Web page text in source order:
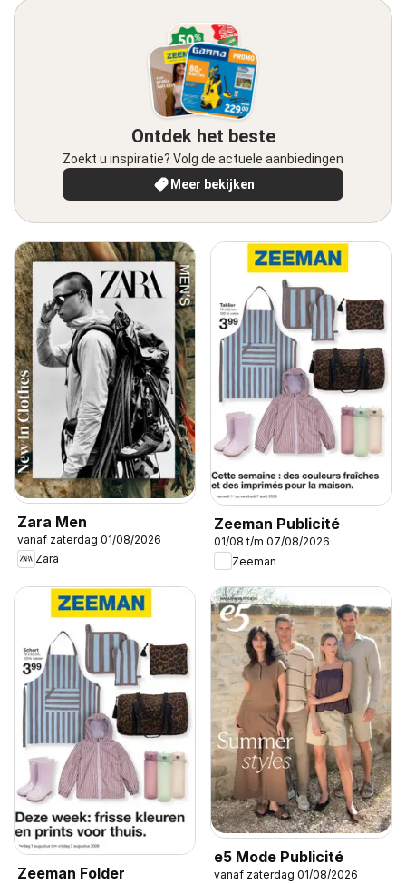
Ontdek het beste
Zoekt u inspiratie? Volg de actuele aanbiedingen
Meer bekijken
Zara Men
vanaf zaterdag 01/08/2026
Zara
Zeeman Publicité
01/08 t/m 07/08/2026
Zeeman
Zeeman Folder
e5 Mode Publicité
vanaf zaterdag 01/08/2026